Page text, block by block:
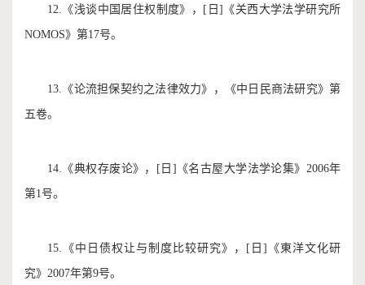
12.《浅谈中国居住权制度》，[日]《关西大学法学研究所
NOMOS》第17号。
13.《论流担保契约之法律效力》，《中日民商法研究》第
五卷。
14.《典权存废论》，[日]《名古屋大学法学论集》2006年
第1号。
15.《中日债权让与制度比较研究》，[日]《東洋文化研
究》2007年第9号。